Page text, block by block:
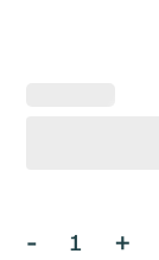
- +